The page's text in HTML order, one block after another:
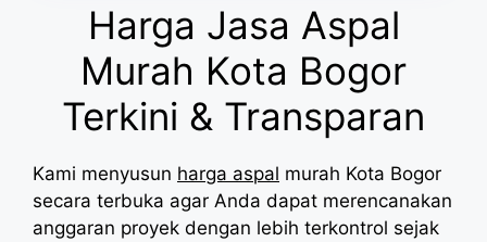
Harga Jasa Aspal
Murah Kota Bogor
Terkini & Transparan
Kami menyusun harga aspal murah Kota Bogor
secara terbuka agar Anda dapat merencanakan
anggaran proyek dengan lebih terkontrol sejak